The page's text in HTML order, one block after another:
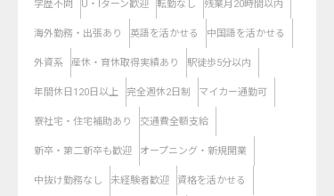
学歴不問 U・Iターン歓迎 転勤なし 残業月20時間以内
海外勤務・出張あり 英語を活かせる 中国語を活かせる
外資系 産休・育休取得実績あり 駅徒歩5分以内
年間休日120日以上 完全週休2日制 マイカー通勤可
寮社宅・住宅補助あり 交通費全額支給
新卒・第二新卒も歓迎 オープニング・新規開業
中抜け勤務なし 未経験者歓迎 資格を活かせる